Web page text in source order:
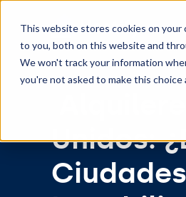
This website stores cookies on your
to you, both on this website and
We won't track your information
you're not asked to make this choice
Unidos: